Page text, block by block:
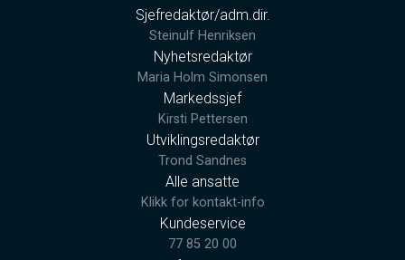
Sjefredaktør/adm.dir.
Steinulf Henriksen
Nyhetsredaktør
Maria Holm Simonsen
Markedssjef
Kirsti Pettersen
Utviklingsredaktør
Trond Sandnes
Alle ansatte
Klikk for kontakt-info
Kundeservice
77 85 20 00